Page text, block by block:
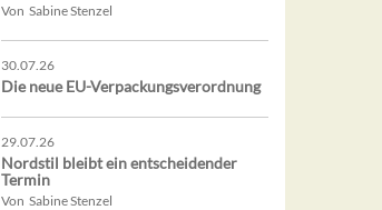
Von Sabine Stenzel
30.07.26
Die neue EU-Verpackungsverordnung
29.07.26
Nordstil bleibt ein entscheidender
Termin
Von Sabine Stenzel